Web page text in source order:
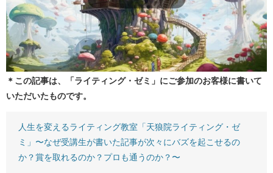
＊この記事は、「ライティング・ゼミ」にご参加のお客様に書いて
いただいたものです。
人生を変えるライティング教室「天狼院ライティング・ゼ
ミ」〜なぜ受講生が書いた記事が次々にバズを起こせるの
か？賞を取れるのか？プロも通うのか？〜